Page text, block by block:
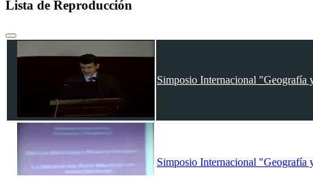
Lista de Reproducción
Simposio Internacional "Geografía
Simposio Internacional "Geografía